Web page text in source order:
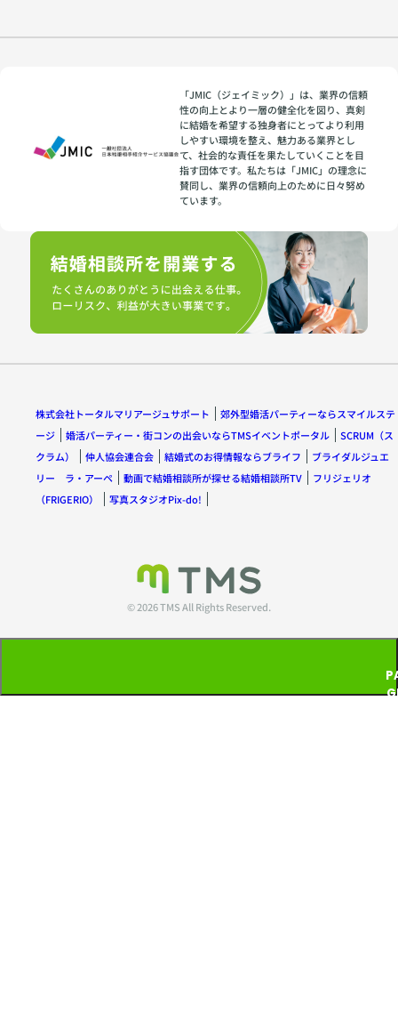
「JMIC（ジェイミック）」は、業界の信頼
性の向上とより一層の健全化を図り、真剣
に結婚を希望する独身者にとってより利用
しやすい環境を整え、魅力ある業界とし
て、社会的な責任を果たしていくことを目
指す団体です。私たちは「JMIC」の理念に
賛同し、業界の信頼向上のために日々努め
ています。
株式会社トータルマリアージュサポート
郊外型婚活パーティーならスマイルステ
ージ
婚活パーティー・街コンの出会いならTMSイベントポータル
SCRUM（ス
クラム）
仲人協会連合会 結婚式のお得情報ならブライフ
ブライダルジュエ
リー ラ・アーペ
動画で結婚相談所が探せる結婚相談所TV
フリジェリオ
（FRIGERIO）
写真スタジオPix-do!
© 2026 TMS All Rights Reserved.